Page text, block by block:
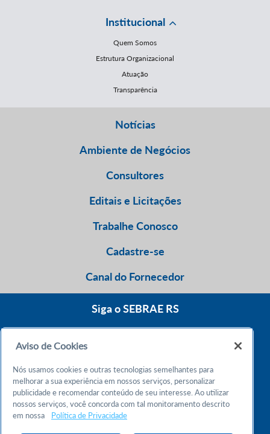
Institucional
Quem Somos
Estrutura Organizacional
Atuação
Transparência
Notícias
Ambiente de Negócios
Consultores
Editais e Licitações
Trabalhe Conosco
Cadastre-se
Canal do Fornecedor
Siga o SEBRAE RS
Atendimento 24h
Chame no WhatsApp
Aviso de Cookies
Nós usamos cookies e outras tecnologias semelhantes para
melhorar a sua experiência em nossos serviços, personalizar
publicidade e recomendar conteúdo de seu interesse. Ao utilizar
nossos serviços, você concorda com tal monitoramento descrito
em nossa
Política de Privacidade